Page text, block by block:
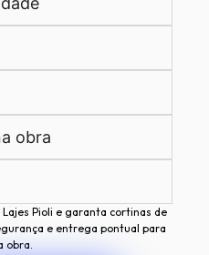
obra
Pioli e garanta cortinas de
e entrega pontual para
obra.